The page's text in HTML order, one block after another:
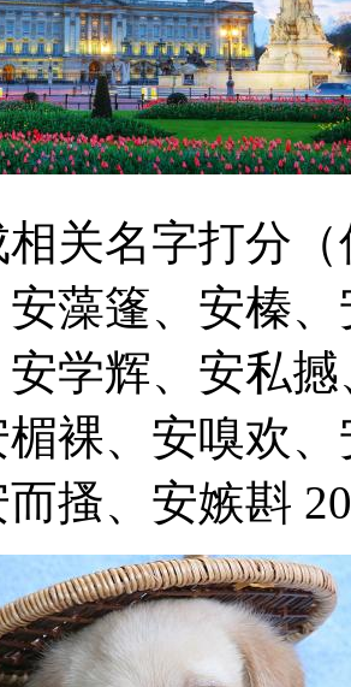
关名字打分
藻篷、安榛
学辉、安私
裸、安嗅欢
搔、安嫉斟